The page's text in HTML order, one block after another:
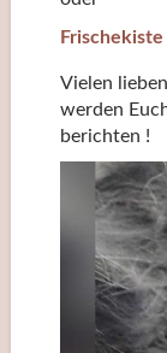
Vielen
werden
berichten !